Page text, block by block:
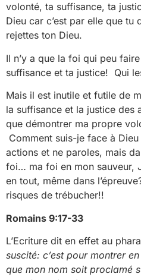
volonté, ta suffisance, ta
Dieu car c’est par elle que tu
rejettes ton Dieu.
Il n’y a que la foi qui peu
suffisance et ta justice! Qui
Mais il est inutile et futile de
la suffisance et la justice des
que démontrer ma propre
Comment suis-je face à
actions et ne paroles, mais
foi… ma foi en mon sauveur,
en tout, même dans
risques de trébucher!!
Romains 9:17-33
L’Ecriture dit en effet au
suscité: c’est pour montrer
que mon nom soit proclamé